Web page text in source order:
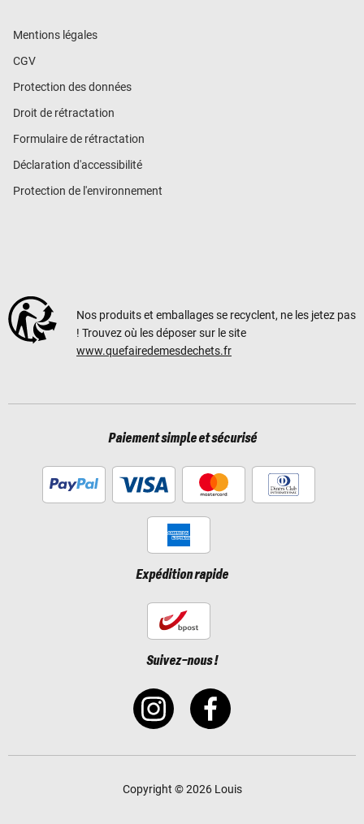
Mentions légales
CGV
Protection des données
Droit de rétractation
Formulaire de rétractation
Déclaration d'accessibilité
Protection de l'environnement
Nos produits et emballages se recyclent, ne les jetez pas
! Trouvez où les déposer sur le site
www.quefairedemesdechets.fr
Paiement simple et sécurisé
Expédition rapide
Suivez-nous !
Copyright © 2026 Louis